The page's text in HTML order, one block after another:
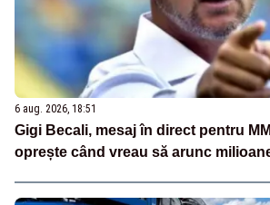
6 aug. 2026, 18:51
Gigi Becali, mesaj în direct pentru
oprește când vreau să arunc